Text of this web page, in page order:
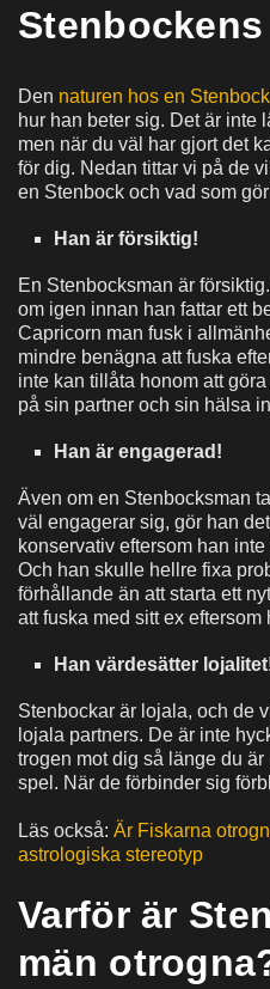
Stenbockens
Den naturen hos en
hur han beter sig. Det är inte
men när du väl har gjort det
för dig. Nedan tittar vi på de
en Stenbock och vad som
Han är försiktig!
En Stenbocksman är
om igen innan han fattar ett
Capricorn man fusk i
mindre benägna att fuska
inte kan tillåta honom att
på sin partner och sin hälsa
Han är engagerad!
Även om en Stenbocksman
väl engagerar sig, gör han
konservativ eftersom han
Och han skulle hellre fixa
förhållande än att starta ett
att fuska med sitt ex eftersom
Han värdesätter
Stenbockar är lojala, och de
lojala partners. De är inte
trogen mot dig så länge du
spel. När de förbinder sig
Läs också: Är Fiskarna
astrologiska stereotyp
Varför är
män